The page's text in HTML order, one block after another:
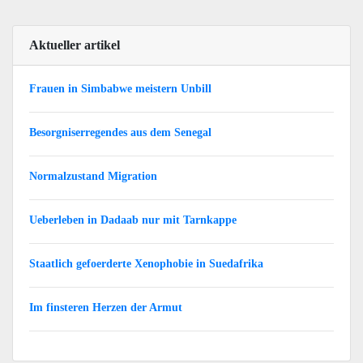
Aktueller artikel
Frauen in Simbabwe meistern Unbill
Besorgniserregendes aus dem Senegal
Normalzustand Migration
Ueberleben in Dadaab nur mit Tarnkappe
Staatlich gefoerderte Xenophobie in Suedafrika
Im finsteren Herzen der Armut